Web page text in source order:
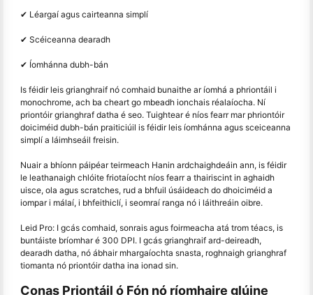
✔ Léargaí agus cairteanna simplí
✔ Scéiceanna dearadh
✔ Íomhánna dubh-bán
Is féidir leis grianghraif nó comhaid bunaithe ar íomhá a phriontáil i
monochrome, ach ba cheart go mbeadh ionchais réalaíocha. Ní
priontóir grianghraf datha é seo. Tuightear é níos fearr mar phriontóir
doiciméid dubh-bán praiticiúil is féidir leis íomhánna agus sceiceanna
simplí a láimhseáil freisin.
Nuair a bhíonn páipéar teirmeach Hanin ardchaighdeáin ann, is féidir
le leathanaigh chlóite friotaíocht níos fearr a thairiscint in aghaidh
uisce, ola agus scratches, rud a bhfuil úsáideach do dhoiciméid a
iompar i málaí, i bhfeithiclí, i seomraí ranga nó i láithreáin oibre.
Leid Pro: I gcás comhaid, sonrais agus foirmeacha atá trom téacs, is
buntáiste bríomhar é 300 DPI. I gcás grianghraif ard-deireadh,
dearadh datha, nó ábhair mhargaíochta snasta, roghnaigh grianghraf
tiomanta nó priontóir datha ina ionad sin.
Conas Priontáil ó Fón nó ríomhaire glúine